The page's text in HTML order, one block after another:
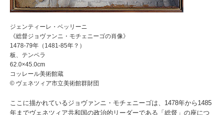
ジェンティーレ・ベッリーニ
《総督ジョヴァンニ・モチェニーゴの肖像》
1478-79年（1481-85年？）
板、テンペラ
62.0×45.0cm
コッレール美術館蔵
© ヴェネツィア市立美術館群財団
ここに描かれているジョヴァンニ・モチェニーゴは、1478年から1485
年までヴェネツィア共和国の政治的リーダーである「総督」の座につ